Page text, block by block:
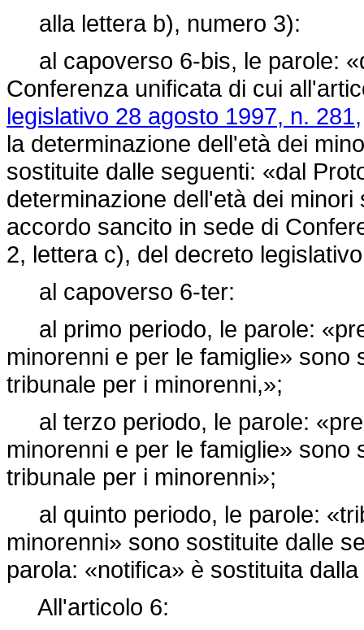
alla lettera b), numero 3):
al capoverso 6-bis, le parole:
Conferenza unificata di cui
legislativo 28 agosto 1997, n. 281,
la determinazione dell'età dei
sostituite dalle seguenti: «dal
determinazione dell'età dei
accordo sancito in sede di
2, lettera c), del decreto
al capoverso 6-ter:
al primo periodo, le parole:
minorenni e per le famiglie»
tribunale per i minorenni,»;
al terzo periodo, le parole:
minorenni e per le famiglie»
tribunale per i minorenni»;
al quinto periodo, le parole:
minorenni» sono sostituite dalle
parola: «notifica» è sostituita
All'articolo 6: